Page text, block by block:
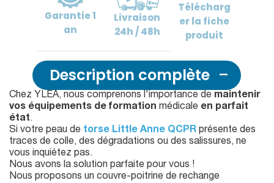
Garantie1
an
Livraison
24h / 48h
Télécharg
erla fiche
produit
Description complète
Chez YLEA, nous comprenons l'importance de maintenir
vos équipements de formation médicale en parfait
état.
Si votre peau de torse Little Anne QCPR présente des
traces de colle, des dégradations ou des salissures, ne
vous inquiétez pas.
Nous avons la solution parfaite pour vous !
Nous proposons un couvre-poitrine de rechange